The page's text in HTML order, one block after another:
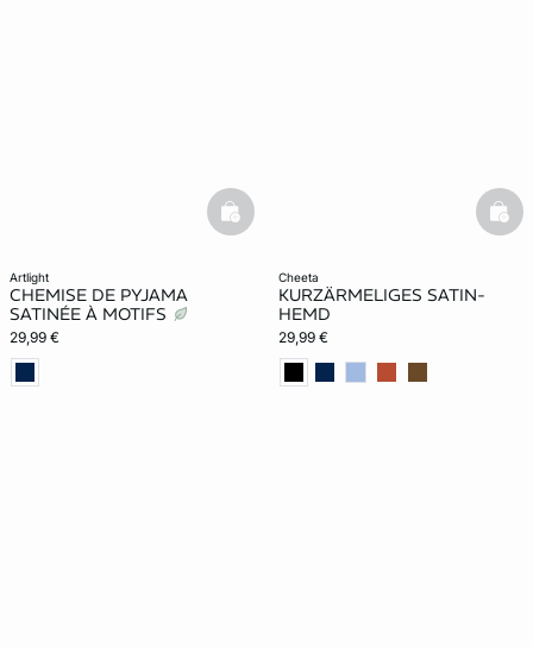
artlight
CHEMISE DE PYJAMA
SATINÉE À MOTIFS
29,99 €
basketfull
cheeta
KURZÄRMELIGES SATIN-
HEMD
29,99 €